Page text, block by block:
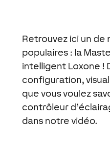
Retrouvez ici un de
populaires : la
intelligent Loxone !
configuration,
que vous voulez
contrôleur
dans notre vidéo.